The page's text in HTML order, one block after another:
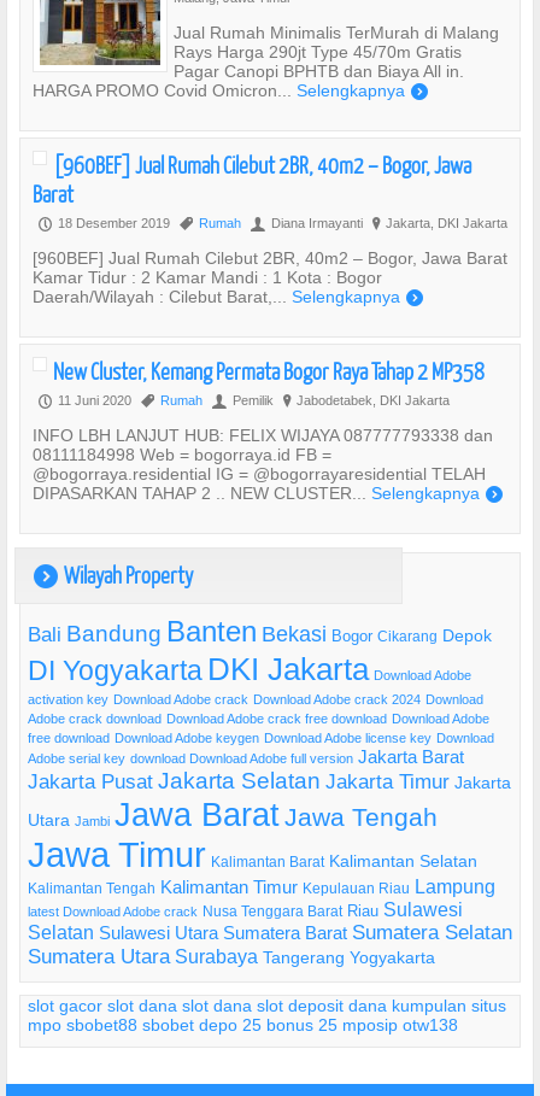
Jual Rumah Minimalis TerMurah di Malang
Rays Harga 290jt Type 45/70m Gratis
Pagar Canopi BPHTB dan Biaya All in.
HARGA PROMO Covid Omicron... Selengkapnya )
[960BEF] Jual Rumah Cilebut 2BR, 40m2 – Bogor, Jawa
Barat
P 18 Desember 2019 , Rumah U Diana Irmayanti ? Jakarta, DKI Jakarta
[960BEF] Jual Rumah Cilebut 2BR, 40m2 – Bogor, Jawa Barat
Kamar Tidur : 2 Kamar Mandi : 1 Kota : Bogor
Daerah/Wilayah : Cilebut Barat,... Selengkapnya )
New Cluster, Kemang Permata Bogor Raya Tahap 2 MP358
P 11 Juni 2020 , Rumah U Pemilik ? Jabodetabek, DKI Jakarta
INFO LBH LANJUT HUB: FELIX WIJAYA 087777793338 dan
08111184998 Web = bogorraya.id FB =
@bogorraya.residential IG = @bogorrayaresidential TELAH
DIPASARKAN TAHAP 2 .. NEW CLUSTER... Selengkapnya )
) Wilayah Property
Bali Bandung Banten Bekasi Bogor Cikarang Depok
DI Yogyakarta DKI Jakarta Download Adobe
activation key Download Adobe crack Download Adobe crack 2024 Download
Adobe crack download Download Adobe crack free download Download Adobe
free download Download Adobe keygen Download Adobe license key Download
Adobe serial key download Download Adobe full version Jakarta Barat
Jakarta Pusat Jakarta Selatan Jakarta Timur Jakarta
Utara Jambi Jawa BaratJawa Tengah
Jawa Timur Kalimantan Barat Kalimantan Selatan
Kalimantan Tengah Kalimantan Timur Kepulauan Riau Lampung
latest Download Adobe crack Nusa Tenggara Barat Riau Sulawesi
Selatan Sulawesi Utara Sumatera Barat Sumatera Selatan
Sumatera Utara Surabaya Tangerang Yogyakarta
slot gacor slot dana slot dana slot deposit dana kumpulan situs
mpo sbobet88 sbobet depo 25 bonus 25 mposip otw138